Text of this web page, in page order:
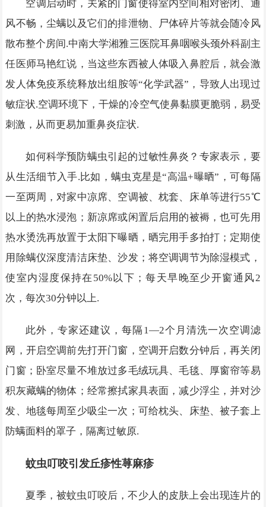
空调启动时，关紧的门窗使得室内空间相对密闭、通
风不畅，尘螨以及它们的排泄物、尸体碎片等就会随冷风
散布整个房间.中南大学湘雅三医院耳鼻咽喉头颈外科副主
任医师马艳红说，当这些东西被人体吸入鼻腔后，就会激
发人体免疫系统释放出组胺等“化学武器”，导致人出现过
敏症状.空调环境下，干燥的冷空气使鼻黏膜更脆弱，易受
刺激，从而更易加重鼻炎症状.
如何科学预防螨虫引起的过敏性鼻炎？专家表示，要
从生活细节入手.比如，螨虫克星是“高温+曝晒”，可每隔
一至两周，对家中凉席、空调被、枕套、床单等进行55℃
以上的热水浸泡；新凉席或闲置后启用的被褥，也可先用
热水烫洗再放置于太阳下曝晒，晒完用手多拍打；定期使
用除螨仪深度清洁床垫、沙发；将空调调节为除湿模式，
使室内湿度保持在50%以下；每天早晚至少开窗通风2
次，每次30分钟以上.
此外，专家还建议，每隔1—2个月清洗一次空调滤
网，开启空调前先打开门窗，空调开启数分钟后，再关闭
门窗；卧室尽量不堆放过多毛绒玩具、毛毯、厚窗帘等易
积灰藏螨的物体；经常擦拭家具表面，减少浮尘，并对沙
发、地毯每周至少吸尘一次；可给枕头、床垫、被子套上
防螨面料的罩子，隔离过敏原.
蚊虫叮咬引发丘疹性荨麻疹
夏季，被蚊虫叮咬后，不少人的皮肤上会出现连片的